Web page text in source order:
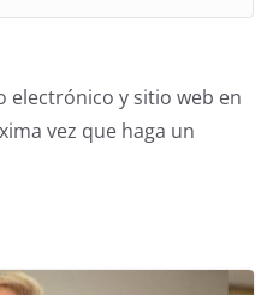
y sitio web en
vez que haga un